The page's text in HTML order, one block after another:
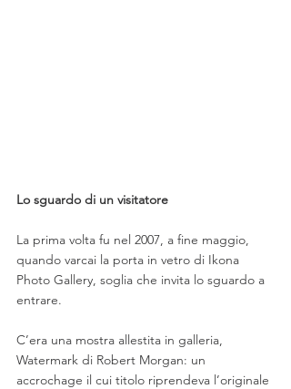
Lo sguardo di un visitatore
La prima volta fu nel 2007, a fine maggio,
quando varcai la porta in vetro di Ikona
Photo Gallery, soglia che invita lo sguardo a
entrare.
C’era una mostra allestita in galleria,
Watermark di Robert Morgan: un
accrochage il cui titolo riprendeva l’originale